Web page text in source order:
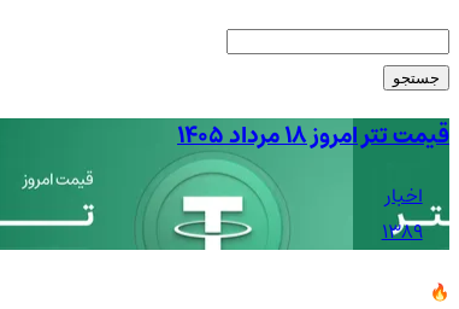
جستجو
قیمت تتر امروز ۱۸ مرداد ۱۴۰۵
اخبار
1389